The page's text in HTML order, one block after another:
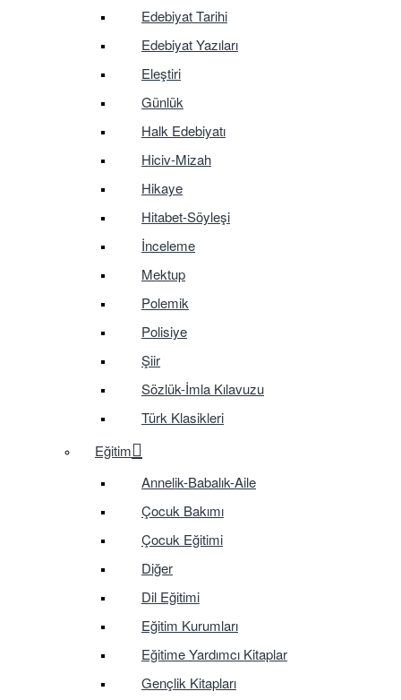
Edebiyat Tarihi
Edebiyat Yazıları
Eleştiri
Günlük
Halk Edebiyatı
Hiciv-Mizah
Hikaye
Hitabet-Söyleşi
İnceleme
Mektup
Polemik
Polisiye
Şiir
Sözlük-İmla Kılavuzu
Türk Klasikleri
Eğitim
Annelik-Babalık-Aile
Çocuk Bakımı
Çocuk Eğitimi
Diğer
Dil Eğitimi
Eğitim Kurumları
Eğitime Yardımcı Kitaplar
Gençlik Kitapları